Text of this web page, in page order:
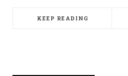
KEEP READING